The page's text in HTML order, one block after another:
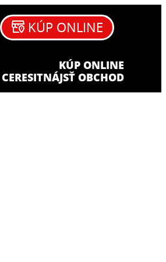
NÁJSŤ OBCHOD
KÚP ONLINE
KÚP ONLINE